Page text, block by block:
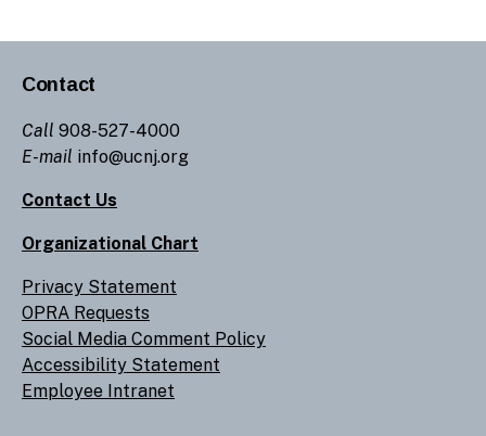
Contact
Call 908-527-4000
E-mail info@ucnj.org
Contact Us
Organizational Chart
Privacy Statement
OPRA Requests
Social Media Comment Policy
Accessibility Statement
Employee Intranet